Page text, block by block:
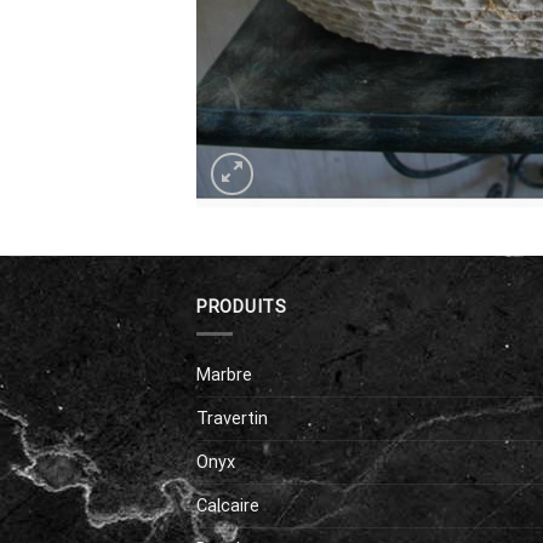
PRODUITS
Marbre
Travertin
Onyx
Calcaire